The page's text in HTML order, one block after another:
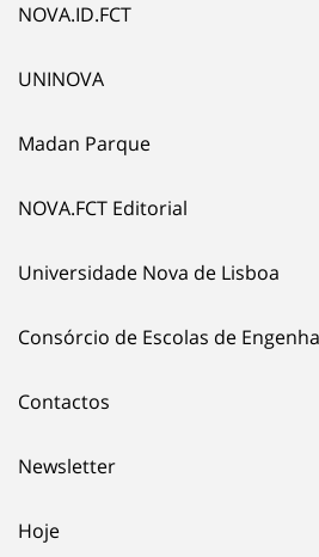
NOVA.ID.FCT
UNINOVA
Madan Parque
NOVA.FCT Editorial
Universidade Nova de Lisboa
Consórcio de Escolas de
Contactos
Newsletter
Hoje